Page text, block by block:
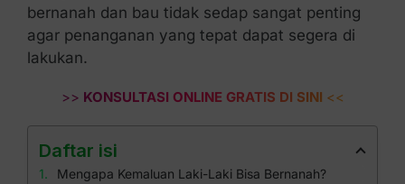
bernanah dan bau tidak sedap sangat penting
agar penanganan yang tepat dapat segera di
lakukan.
>> KONSULTASI ONLINE GRATIS DI SINI <<
Daftar isi
Mengapa Kemaluan Laki-Laki Bisa Bernanah?